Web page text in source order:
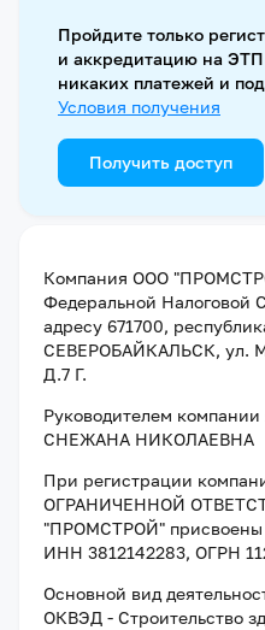
Пройдите только
и аккредитацию на
никаких платежей и
Условия получения
Получить доступ
Компания ООО
Федеральной Налоговой
адресу 671700,
СЕВЕРОБАЙКАЛЬСК, ул.
Д.7 Г.
Руководителем компании
СНЕЖАНА НИКОЛАЕВНА
При регистрации
ОГРАНИЧЕННОЙ
"ПРОМСТРОЙ"
ИНН 3812142283, ОГРН
Основной вид
ОКВЭД - Строительство